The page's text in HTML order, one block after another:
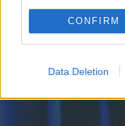
CONFIRM
Data Deletion